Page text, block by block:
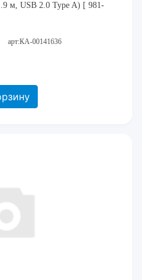
м, USB 2.0 Type A) [ 981-
арт:КА-00141636